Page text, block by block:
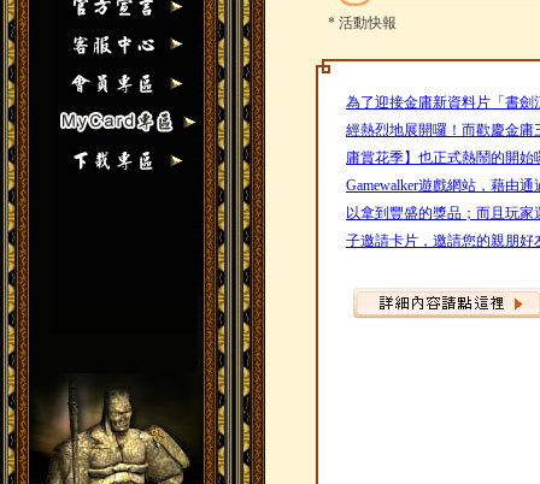
* 活動快報
為了迎接金庸新資料片「書
經熱烈地展開囉！而歡慶金
庸賞花季】也正式熱鬧的開
Gamewalker遊戲網站，藉由
以拿到豐盛的獎品；而且玩
子邀請卡片，邀請您的親朋